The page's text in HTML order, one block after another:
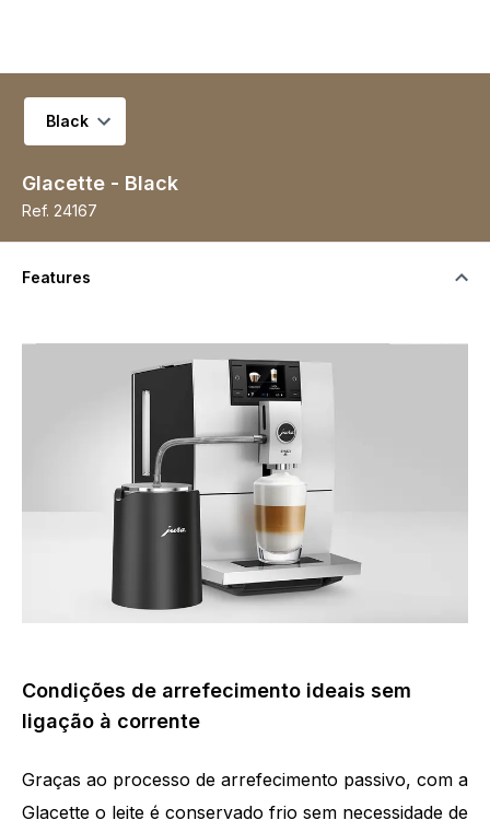
Selecionar variante
Glacette - Black
Ref. 24167
Features
Condições de arrefecimento ideais sem
ligação à corrente
Graças ao processo de arrefecimento passivo, com a
Glacette o leite é conservado frio sem necessidade de